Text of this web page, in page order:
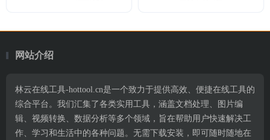
网站介绍
林云在线工具-hottool.cn是一个致力于提供高效、便捷在线工具的
综合平台。我们汇集了各类实用工具，涵盖文档处理、图片编
辑、视频转换、数据分析等多个领域，旨在帮助用户快速解决工
作、学习和生活中的各种问题。无需下载安装，即可随时随地在